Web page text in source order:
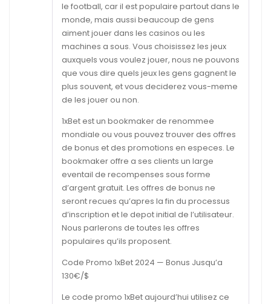
le football, car il est populaire partout dans le
monde, mais aussi beaucoup de gens
aiment jouer dans les casinos ou les
machines a sous. Vous choisissez les jeux
auxquels vous voulez jouer, nous ne pouvons
que vous dire quels jeux les gens gagnent le
plus souvent, et vous deciderez vous-meme
de les jouer ou non.
1xBet est un bookmaker de renommee
mondiale ou vous pouvez trouver des offres
de bonus et des promotions en especes. Le
bookmaker offre a ses clients un large
eventail de recompenses sous forme
d’argent gratuit. Les offres de bonus ne
seront recues qu’apres la fin du processus
d’inscription et le depot initial de l’utilisateur.
Nous parlerons de toutes les offres
populaires qu’ils proposent.
Code Promo 1xBet 2024 — Bonus Jusqu’a
130€/$
Le code promo 1xBet aujourd’hui utilisez ce